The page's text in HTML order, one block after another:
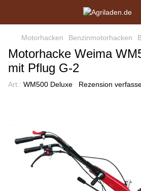
Motorhacken Benzinmotorhacken
Motorhacke Weima
mit Pflug G-2
Art.: WM500 Deluxe Rezension